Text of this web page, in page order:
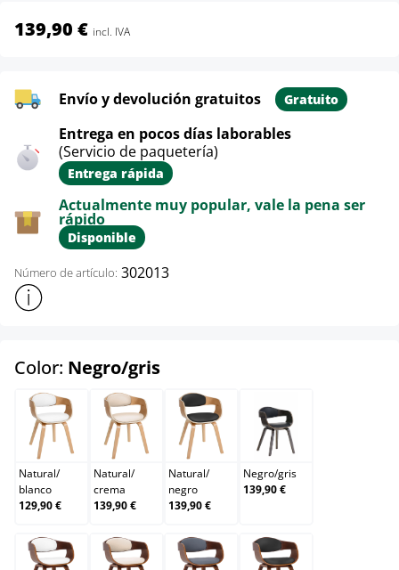
139,90 € incl. IVA
Envío y devolución gratuitos Gratuito
Entrega en pocos días laborables
(Servicio de paquetería)
Entrega rápida
Actualmente muy popular, vale la pena ser
rápido
Disponible
Número de artículo: 302013
Mostrar más información sobre el producto
Color: Negro/grisselect
Natural/blanco
Natural/
blanco
129,90 €
Natural/crema
Natural/
crema
139,90 €
Natural/negro
Natural/
negro
139,90 €
Negro/gris
Negro/gris
139,90 €